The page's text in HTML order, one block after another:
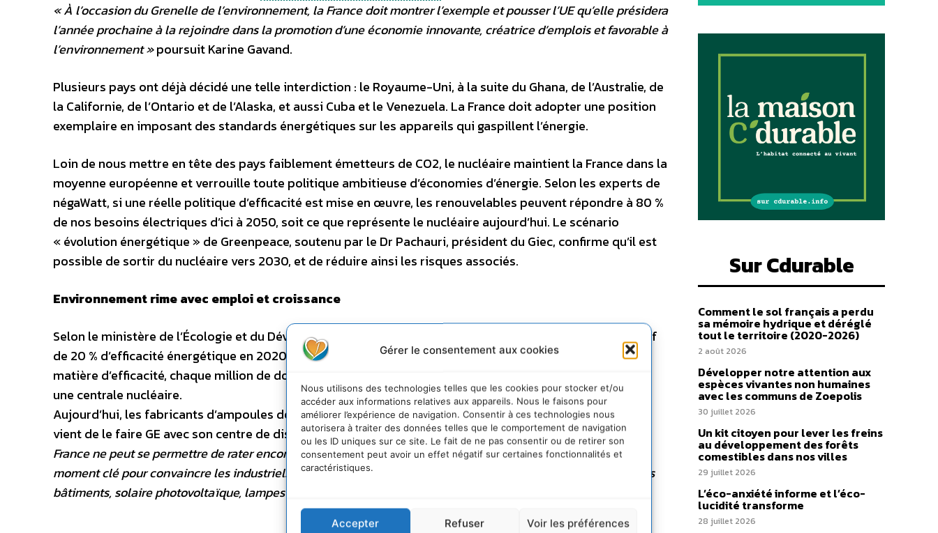
Gérer le consentement aux cookies
Nous utilisons des technologies telles que les cookies pour stocker et/ou
accéder aux informations relatives aux appareils. Nous le faisons pour
améliorer l’expérience de navigation. Consentir à ces technologies nous
autorisera à traiter des données telles que le comportement de navigation
ou les ID uniques sur ce site. Le fait de ne pas consentir ou de retirer son
consentement peut avoir un effet négatif sur certaines fonctionnalités et
caractéristiques.
Accepter Refuser Voir les préférences
« À l’occasion du Grenelle de l’environnement, la France doit montrer l’exemple et pousser l’UE qu’elle présidera
l’année prochaine à la rejoindre dans la promotion d’une économie innovante, créatrice d’emplois et favorable à
l’environnement »poursuit Karine Gavand.
Plusieurs pays ont déjà décidé une telle interdiction : le Royaume-Uni, à la suite du Ghana, de l’Australie, de
la Californie, de l’Ontario et de l’Alaska, et aussi Cuba et le Venezuela. La France doit adopter une position
exemplaire en imposant des standards énergétiques sur les appareils qui gaspillent l’énergie.
Loin de nous mettre en tête des pays faiblement émetteurs de CO2, le nucléaire maintient la France dans la
moyenne européenne et verrouille toute politique ambitieuse d’économies d’énergie. Selon les experts de
négaWatt, si une réelle politique d’efficacité est mise en œuvre, les renouvelables peuvent répondre à 80 %
de nos besoins électriques d’ici à 2050, soit ce que représente le nucléaire aujourd’hui. Le scénario
« évolution énergétique » de Greenpeace, soutenu par le Dr Pachauri, président du Giec, confirme qu’il est
possible de sortir du nucléaire vers 2030, et de réduire ainsi les risques associés.
Environnement rime avec emploi et croissance
Selon le ministère de l’Écologie et du Développement durable (Lettre Évaluation, octobre 2005), l’objectif
de 20 % d’efficacité énergétique en 2020 fixé par l’UE pourrait créer un million d’emplois en Europe : en
matière d’efficacité, chaque million de dollars investi crée 12 à 16 années de travail direct, contre 4,5 pour
une centrale nucléaire.
Aujourd’hui, les fabricants d’ampoules délocalisent leurs usines en Chine ou en Europe de l’est, comme
vient de le faire GE avec son centre de distribution de Ennery (Moselle), alors que le marché s’ouvre.« La
France ne peut se permettre de rater encore une fois le coche, conclut Karine Gavand.Le Grenelle est le
moment clé pour convaincre les industriels d’investir sur ces technologies du futur : rénovation thermique des
bâtiments, solaire photovoltaïque, lampes basse conso, etc. »
Sur Cdurable
Comment le sol français a perdu
sa mémoire hydrique et déréglé
tout le territoire (2020-2026)
2 août 2026
Développer notre attention aux
espèces vivantes non humaines
avec les communs de Zoepolis
30 juillet 2026
Un kit citoyen pour lever les freins
au développement des forêts
comestibles dans nos villes
29 juillet 2026
L’éco-anxiété informe et l’éco-
lucidité transforme
28 juillet 2026